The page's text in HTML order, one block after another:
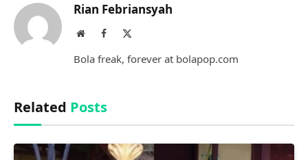
Rian Febriansyah
WebsiteFacebook
Bola freak, forever at bolapop.com
Related Posts